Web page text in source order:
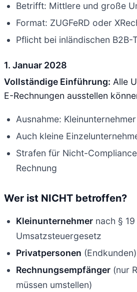
Betrifft: Mittlere und große
Format: ZUGFeRD oder
Pflicht bei inländischen B2B-
1. Januar 2028
Vollständige Einführung: Alle
E-Rechnungen ausstellen
Ausnahme:
Auch kleine
Strafen für Nicht-
Rechnung
Wer ist NICHT betroffen?
Kleinunternehmer nach § 19
Umsatzsteuergesetz
Privatpersonen (Endkunden)
Rechnungsempfänger (nur
müssen umstellen)